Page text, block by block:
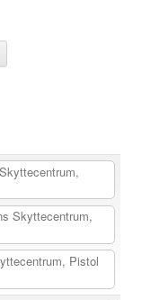
Skyttecentrum,
Pistol